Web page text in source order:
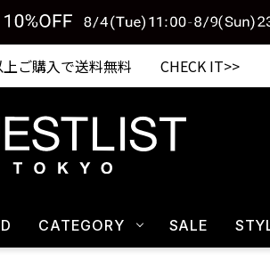
上ご購入で送料無料 CHECK IT>>
CATEGORY SALE